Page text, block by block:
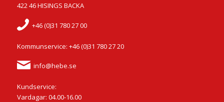
422 46 HISINGS BACKA
+46 (0)31 780 27 00
Kommunservice: +46 (0)31 780 27 20
info@hebe.se
Kundservice:
Vardagar: 04.00-16.00